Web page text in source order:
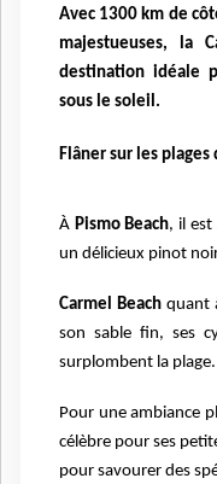
Avec 1300 km de
majestueuses, la
destination idéale
sous le soleil.
Flâner sur les plages
À Pismo Beach, il est
un délicieux pinot
Carmel Beach quant
son sable fin, ses
surplombent la plage.
Pour une ambiance
célèbre pour ses
pour savourer des